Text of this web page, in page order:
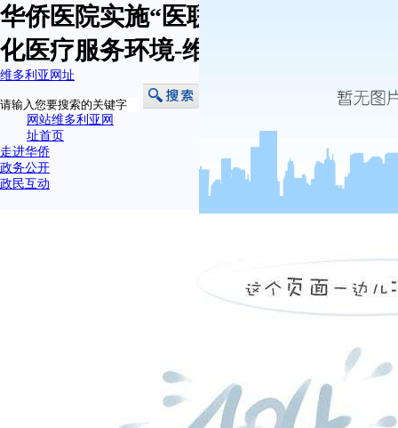
华侨医院实施“医联体”项目 大力优
化医疗服务环境-维多利亚网址
维多利亚网址
网站维多利亚网
址首页
走进华侨
政务公开
政民互动